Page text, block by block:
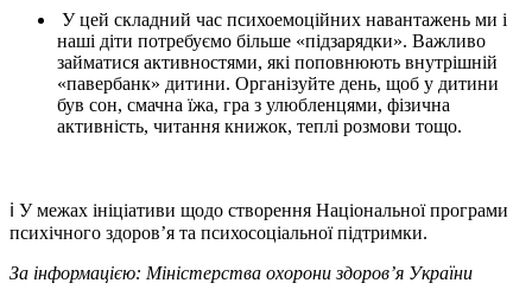
У цей складний час психоемоційних навантажень ми і
наші діти потребуємо більше «підзарядки». Важливо
займатися активностями, які поповнюють внутрішній
«павербанк» дитини. Організуйте день, щоб у дитини
був сон, смачна їжа, гра з улюбленцями, фізична
активність, читання книжок, теплі розмови тощо.
ℹ У межах ініціативи щодо створення Національної програми
психічного здоров’я та психосоціальної підтримки.
За інформацією: Міністерства охорони здоров’я України